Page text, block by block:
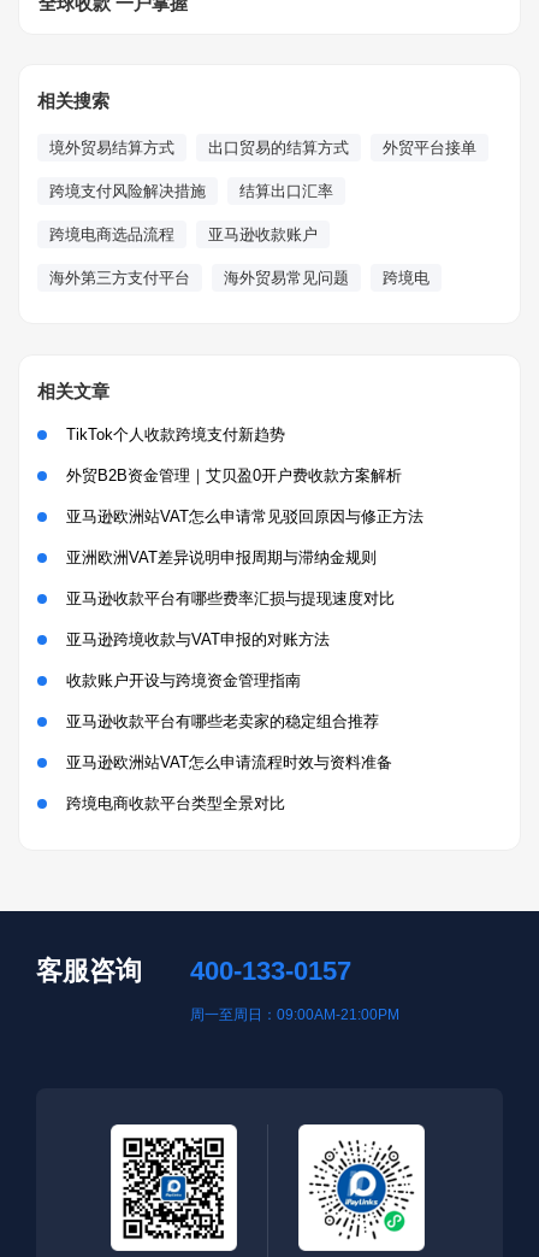
相关搜索
境外贸易结算方式 出口贸易的结算方式 外贸平台接单
跨境支付风险解决措施 结算出口汇率
跨境电商选品流程 亚马逊收款账户
海外第三方支付平台 海外贸易常见问题 跨境电
相关文章
TikTok个人收款跨境支付新趋势
外贸B2B资金管理｜艾贝盈0开户费收款方案解析
亚马逊欧洲站VAT怎么申请常见驳回原因与修正方法
亚洲欧洲VAT差异说明申报周期与滞纳金规则
亚马逊收款平台有哪些费率汇损与提现速度对比
亚马逊跨境收款与VAT申报的对账方法
收款账户开设与跨境资金管理指南
亚马逊收款平台有哪些老卖家的稳定组合推荐
亚马逊欧洲站VAT怎么申请流程时效与资料准备
跨境电商收款平台类型全景对比
客服咨询 400-133-0157
周一至周日：09:00AM-21:00PM